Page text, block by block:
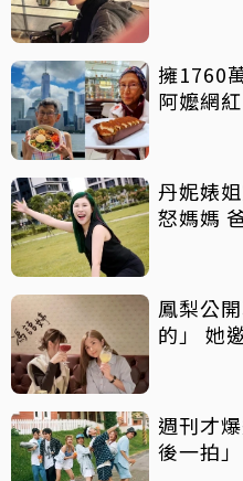
擁1760
阿嬤網
丹妮婊
怒媽媽
鳳梨公
的
週刊才
後一拍